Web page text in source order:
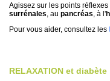
Agissez sur les points
surrénales , au pancréas , à l'
Pour vous aider, consultez les
RELAXATION et diabète